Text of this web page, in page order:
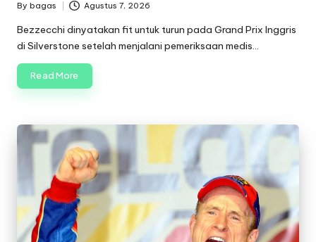
Posted
by
By bagas Agustus 7, 2026
Bezzecchi dinyatakan fit untuk turun pada Grand Prix Inggris
di Silverstone setelah menjalani pemeriksaan medis…
Read More